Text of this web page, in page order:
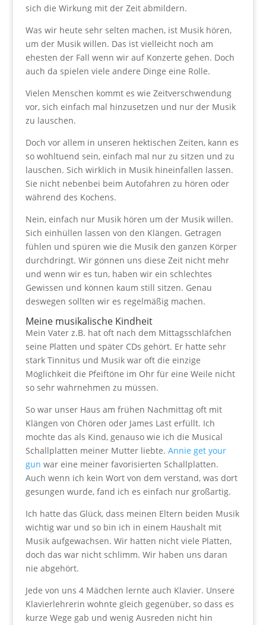
sich die Wirkung mit der Zeit abmildern.
Was wir heute sehr selten machen, ist Musik hören,
um der Musik willen. Das ist vielleicht noch am
ehesten der Fall wenn wir auf Konzerte gehen. Doch
auch da spielen viele andere Dinge eine Rolle.
Vielen Menschen kommt es wie Zeitverschwendung
vor, sich einfach mal hinzusetzen und nur der Musik
zu lauschen.
Doch vor allem in unseren hektischen Zeiten, kann es
so wohltuend sein, einfach mal nur zu sitzen und zu
lauschen. Sich wirklich in Musik hineinfallen lassen.
Sie nicht nebenbei beim Autofahren zu hören oder
während des Kochens.
Nein, einfach nur Musik hören um der Musik willen.
Sich einhüllen lassen von den Klängen. Getragen
fühlen und spüren wie die Musik den ganzen Körper
durchdringt. Wir gönnen uns diese Zeit nicht mehr
und wenn wir es tun, haben wir ein schlechtes
Gewissen und können kaum still sitzen. Genau
deswegen sollten wir es regelmäßig machen.
Meine musikalische Kindheit
Mein Vater z.B. hat oft nach dem Mittagsschläfchen
seine Platten und später CDs gehört. Er hatte sehr
stark Tinnitus und Musik war oft die einzige
Möglichkeit die Pfeiftöne im Ohr für eine Weile nicht
so sehr wahrnehmen zu müssen.
So war unser Haus am frühen Nachmittag oft mit
Klängen von Chören oder James Last erfüllt. Ich
mochte das als Kind, genauso wie ich die Musical
Schallplatten meiner Mutter liebte. Annie get your
gun war eine meiner favorisierten Schallplatten.
Auch wenn ich kein Wort von dem verstand, was dort
gesungen wurde, fand ich es einfach nur großartig.
Ich hatte das Glück, dass meinen Eltern beiden Musik
wichtig war und so bin ich in einem Haushalt mit
Musik aufgewachsen. Wir hatten nicht viele Platten,
doch das war nicht schlimm. Wir haben uns daran
nie abgehört.
Jede von uns 4 Mädchen lernte auch Klavier. Unsere
Klavierlehrerin wohnte gleich gegenüber, so dass es
kurze Wege gab und wenig Ausreden nicht hin